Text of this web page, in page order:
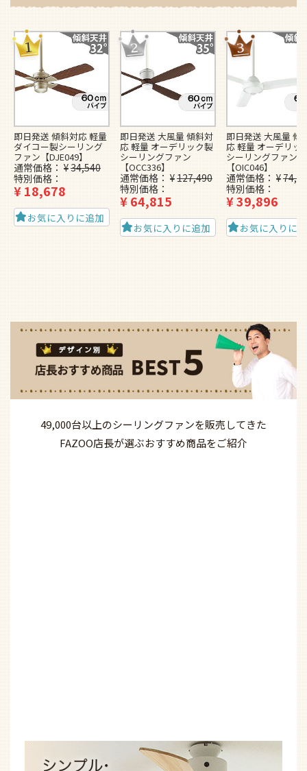
即日発送 傾斜対応 軽量
ダイコー製シーリング
ファン【DJE049】
通常価格 ¥34,540
特別価格
¥18,678
お気に入りに追加
即日発送 大風量 傾斜対
応 軽量 オーデリック製
シーリングファン
【OCC336】
通常価格 ¥127,490
特別価格
¥64,815
お気に入りに追加
即日発送 大風量 傾
応 軽量 オーデリッ
シーリングファン
【OIC046】
通常価格 ¥
特別価格
¥39,896
お気に入りに
49,000台以上のシーリングファンを販売してきた
FAZOO店長が選ぶおすすめ商品をご紹介